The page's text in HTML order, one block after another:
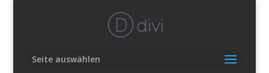
Seite auswählen